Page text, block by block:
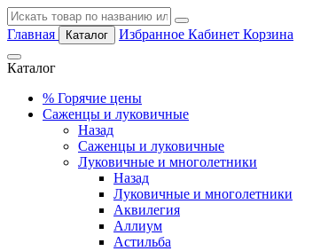
Главная Каталог Избранное Кабинет Корзина
Каталог
% Горячие цены
Саженцы и луковичные
Назад
Саженцы и луковичные
Луковичные и многолетники
Назад
Луковичные и многолетники
Аквилегия
Аллиум
Астильба